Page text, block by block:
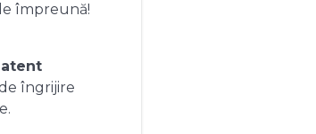
împreună!
îngrijire